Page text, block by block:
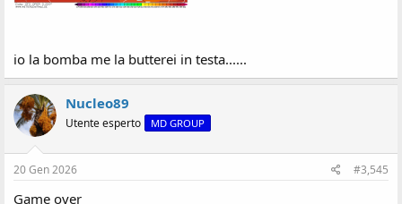
io la bomba me la butterei in testa......
Nucleo89
Utente esperto MD GROUP
20 Gen 2026 #3,545
Game over